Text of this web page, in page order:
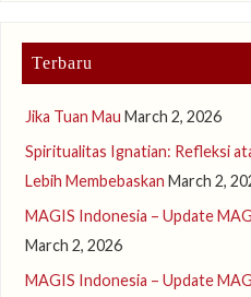
Terbaru
Jika Tuan Mau March 2, 2026
Spiritualitas Ignatian: Refleksi
Lebih Membebaskan March 2,
MAGIS Indonesia – Update
March 2, 2026
MAGIS Indonesia – Update